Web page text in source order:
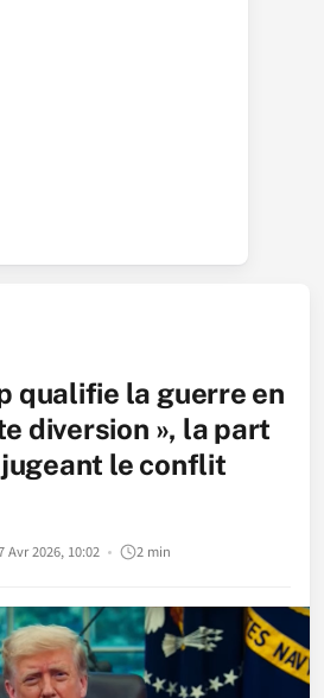
qualifie la guerre en
diversion », la part
jugeant le conflit
Avr 2026, 10:02 2 min